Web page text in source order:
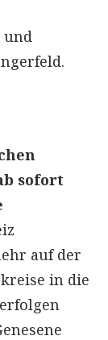
und
sofort
auf der
in die